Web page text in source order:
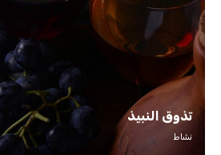
تذوق النبيذ
نشاط